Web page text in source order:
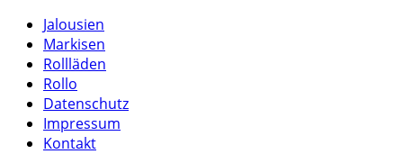
Jalousien
Markisen
Rollläden
Rollo
Datenschutz
Impressum
Kontakt